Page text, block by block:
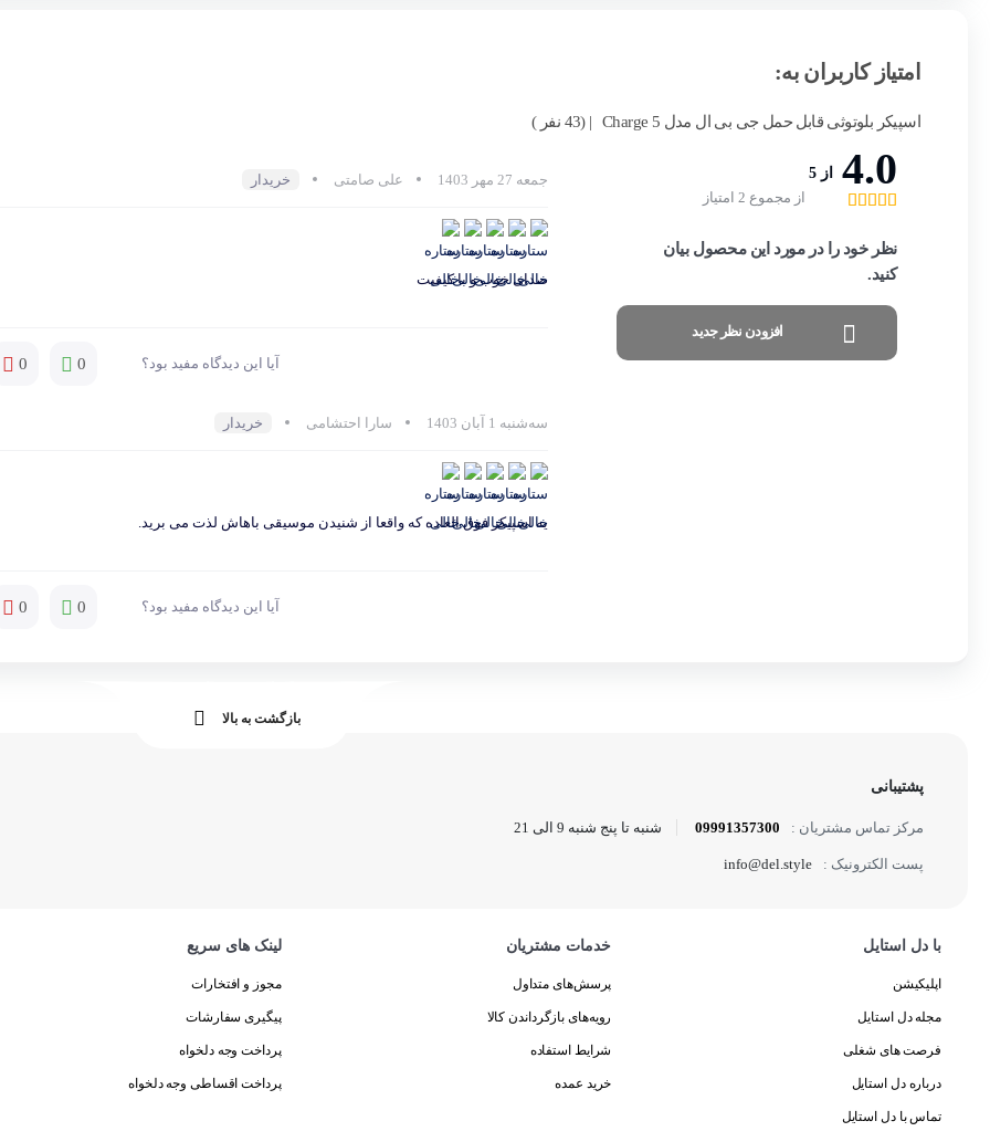
امتیاز کاربران به:
اسپیکر بلوتوثی قابل حمل جی بی ال مدل Charge 5 | (43 نفر )
4.0
از 5
از مجموع 2 امتیاز
نظر خود را در مورد این محصول بیان
کنید.
افزودن نظر جدید
جمعه 27 مهر 1403 علی صامتی خریدار
صدای خوب و با کیفیت
آیا این دیدگاه مفید بود؟ 0
0
سه‌شنبه 1 آبان 1403 سارا احتشامی خریدار
یه اسپیکر فوق العاده که واقعا از شنیدن موسیقی باهاش لذت می برید.
آیا این دیدگاه مفید بود؟ 0
0
بازگشت به بالا
پشتیبانی
مرکز تماس مشتریان : 09991357300 شنبه تا پنج شنبه 9 الی 21
پست الکترونیک : info@del.style
با دل استایل
اپلیکیشن
مجله دل استایل
فرصت های شغلی
درباره دل استایل
تماس با دل استایل
خدمات مشتریان
پرسش‌های متداول
رویه‌های بازگرداندن کالا
شرایط استفاده
خرید عمده
لینک های سریع
مجوز و افتخارات
پیگیری سفارشات
پرداخت وجه دلخواه
پرداخت اقساطی وجه دلخواه